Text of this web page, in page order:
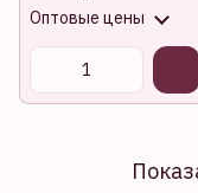
Оптовые цены